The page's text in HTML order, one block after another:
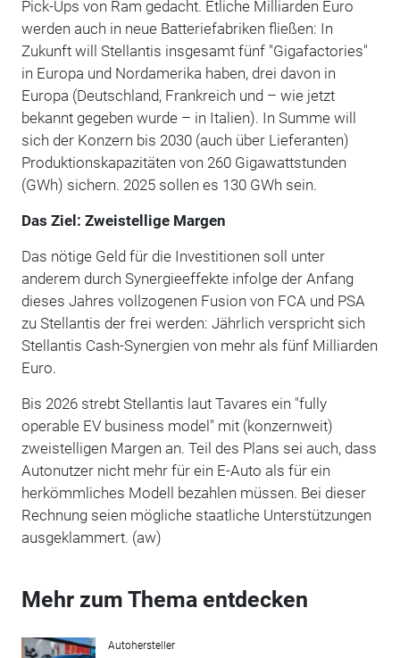
Pick-Ups von Ram gedacht. Etliche Milliarden Euro
werden auch in neue Batteriefabriken fließen: In
Zukunft will Stellantis insgesamt fünf "Gigafactories"
in Europa und Nordamerika haben, drei davon in
Europa (Deutschland, Frankreich und – wie jetzt
bekannt gegeben wurde – in Italien). In Summe will
sich der Konzern bis 2030 (auch über Lieferanten)
Produktionskapazitäten von 260 Gigawattstunden
(GWh) sichern. 2025 sollen es 130 GWh sein.
Das Ziel: Zweistellige Margen
Das nötige Geld für die Investitionen soll unter
anderem durch Synergieeffekte infolge der Anfang
dieses Jahres vollzogenen Fusion von FCA und PSA
zu Stellantis der frei werden: Jährlich verspricht sich
Stellantis Cash-Synergien von mehr als fünf Milliarden
Euro.
Bis 2026 strebt Stellantis laut Tavares ein "fully
operable EV business model" mit (konzernweit)
zweistelligen Margen an. Teil des Plans sei auch, dass
Autonutzer nicht mehr für ein E-Auto als für ein
herkömmliches Modell bezahlen müssen. Bei dieser
Rechnung seien mögliche staatliche Unterstützungen
ausgeklammert. (aw)
Mehr zum Thema entdecken
Autohersteller